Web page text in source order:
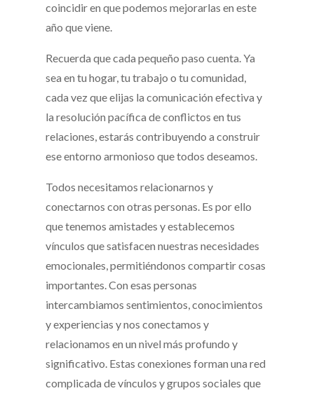
coincidir en que podemos mejorarlas en este
año que viene.
Recuerda que cada pequeño paso cuenta. Ya
sea en tu hogar, tu trabajo o tu comunidad,
cada vez que elijas la comunicación efectiva y
la resolución pacífica de conflictos en tus
relaciones, estarás contribuyendo a construir
ese entorno armonioso que todos deseamos.
Todos necesitamos relacionarnos y
conectarnos con otras personas. Es por ello
que tenemos amistades y establecemos
vínculos que satisfacen nuestras necesidades
emocionales, permitiéndonos compartir cosas
importantes. Con esas personas
intercambiamos sentimientos, conocimientos
y experiencias y nos conectamos y
relacionamos en un nivel más profundo y
significativo. Estas conexiones forman una red
complicada de vínculos y grupos sociales que